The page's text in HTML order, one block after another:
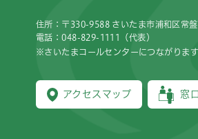
住所：〒330-9588 さいたま市浦和区常
電話：048-829-1111（代表）
※さいたまコールセンターにつながります
アクセスマップ 窓